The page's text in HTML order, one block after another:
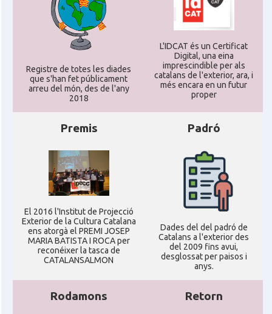
Registre de totes les diades
que s'han fet públicament
arreu del món, des de l'any
2018
L'IDCAT és un Certificat
Digital, una eina
imprescindible per als
catalans de l'exterior, ara, i
més encara en un futur
proper
Premis
El 2016 l'Institut de Projecció
Exterior de la Cultura Catalana
ens atorgà el PREMI JOSEP
MARIA BATISTA I ROCA per
reconéixer la tasca de
CATALANSALMON
Padró
Dades del del padró de
Catalans a l'exterior des
del 2009 fins avui,
desglossat per paisos i
anys.
Rodamons Retorn